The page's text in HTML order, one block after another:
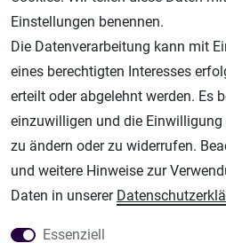
Modellbau Shop
Plotter-City
Schneideplotter, Transferpressen,
Im Shop Kaufen
Küchen Zubehör - Haus/Garten -
Einstellungen benennen.
Die Datenverarbeitung kann mit
eines berechtigten Interesses
erteilt oder abgelehnt werden. Es
einzuwilligen und die
zu ändern oder zu widerrufen.
und weitere Hinweise zur
Daten in unserer
Essenziell